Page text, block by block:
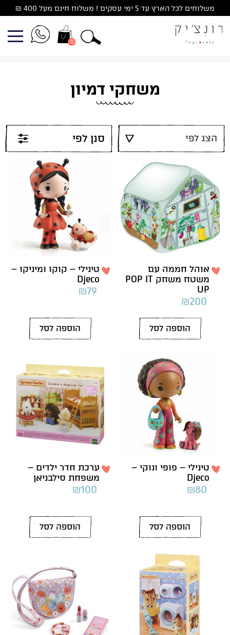
to
content
משלוחים לכל הארץ עד 5 ימי עסקים ! משלוח חינם מעל 400 ₪
0
משחקי דמיון
סנן לפי
אוהל חממה עם
משטח משחק POP IT
UP
₪200
הוספה לסל
טינילי – קוקו ומיניקו –
Djeco
₪79
הוספה לסל
טינילי – פופי ונוקי –
Djeco
₪80
הוספה לסל
ערכת חדר ילדים –
משפחת סילבניאן
₪100
הוספה לסל